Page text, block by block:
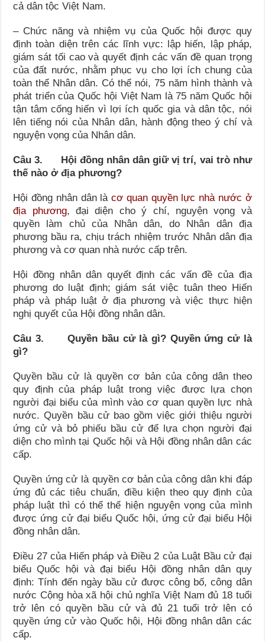
cả dân tộc Việt Nam.
– Chức năng và nhiệm vụ của Quốc hội được quy
định toàn diện trên các lĩnh vực: lập hiến, lập pháp,
giám sát tối cao và quyết định các vấn đề quan trọng
của đất nước, nhằm phục vụ cho lợi ích chung của
toàn thể Nhân dân. Có thể nói, 75 năm hình thành và
phát triển của Quốc hội Việt Nam là 75 năm Quốc hội
tận tâm cống hiến vì lợi ích quốc gia và dân tộc, nói
lên tiếng nói của Nhân dân, hành động theo ý chí và
nguyện vọng của Nhân dân.
Câu 3. Hội đồng nhân dân giữ vị trí, vai trò như
thế nào ở địa phương?
Hội đồng nhân dân làcơ quan quyền lực nhà nước ở
địa phương, đại diện cho ý chí, nguyện vọng và
quyền làm chủ của Nhân dân, do Nhân dân địa
phương bầu ra, chịu trách nhiệm trước Nhân dân địa
phương và cơ quan nhà nước cấp trên.
Hội đồng nhân dân quyết định các vấn đề của địa
phương do luật định; giám sát việc tuân theo Hiến
pháp và pháp luật ở địa phương và việc thực hiện
nghị quyết của Hội đồng nhân dân.
Câu 3. Quyền bầu cử là gì? Quyền ứng cử là
gì?
Quyền bầu cử là quyền cơ bản của công dân theo
quy định của pháp luật trong việc được lựa chọn
người đại biểu của mình vào cơ quan quyền lực nhà
nước. Quyền bầu cử bao gồm việc giới thiệu người
ứng cử và bỏ phiếu bầu cử để lựa chọn người đại
diện cho mình tại Quốc hội và Hội đồng nhân dân các
cấp.
Quyền ứng cử là quyền cơ bản của công dân khi đáp
ứng đủ các tiêu chuẩn, điều kiện theo quy định của
pháp luật thì có thể thể hiện nguyện vọng của mình
được ứng cử đại biểu Quốc hội, ứng cử đại biểu Hội
đồng nhân dân.
Điều 27 của Hiến pháp và Điều 2 của Luật Bầu cử đại
biểu Quốc hội và đại biểu Hội đồng nhân dân quy
định: Tính đến ngày bầu cử được công bố, công dân
nước Cộng hòa xã hội chủ nghĩa Việt Nam đủ 18 tuổi
trở lên có quyền bầu cử và đủ 21 tuổi trở lên có
quyền ứng cử vào Quốc hội, Hội đồng nhân dân các
cấp.